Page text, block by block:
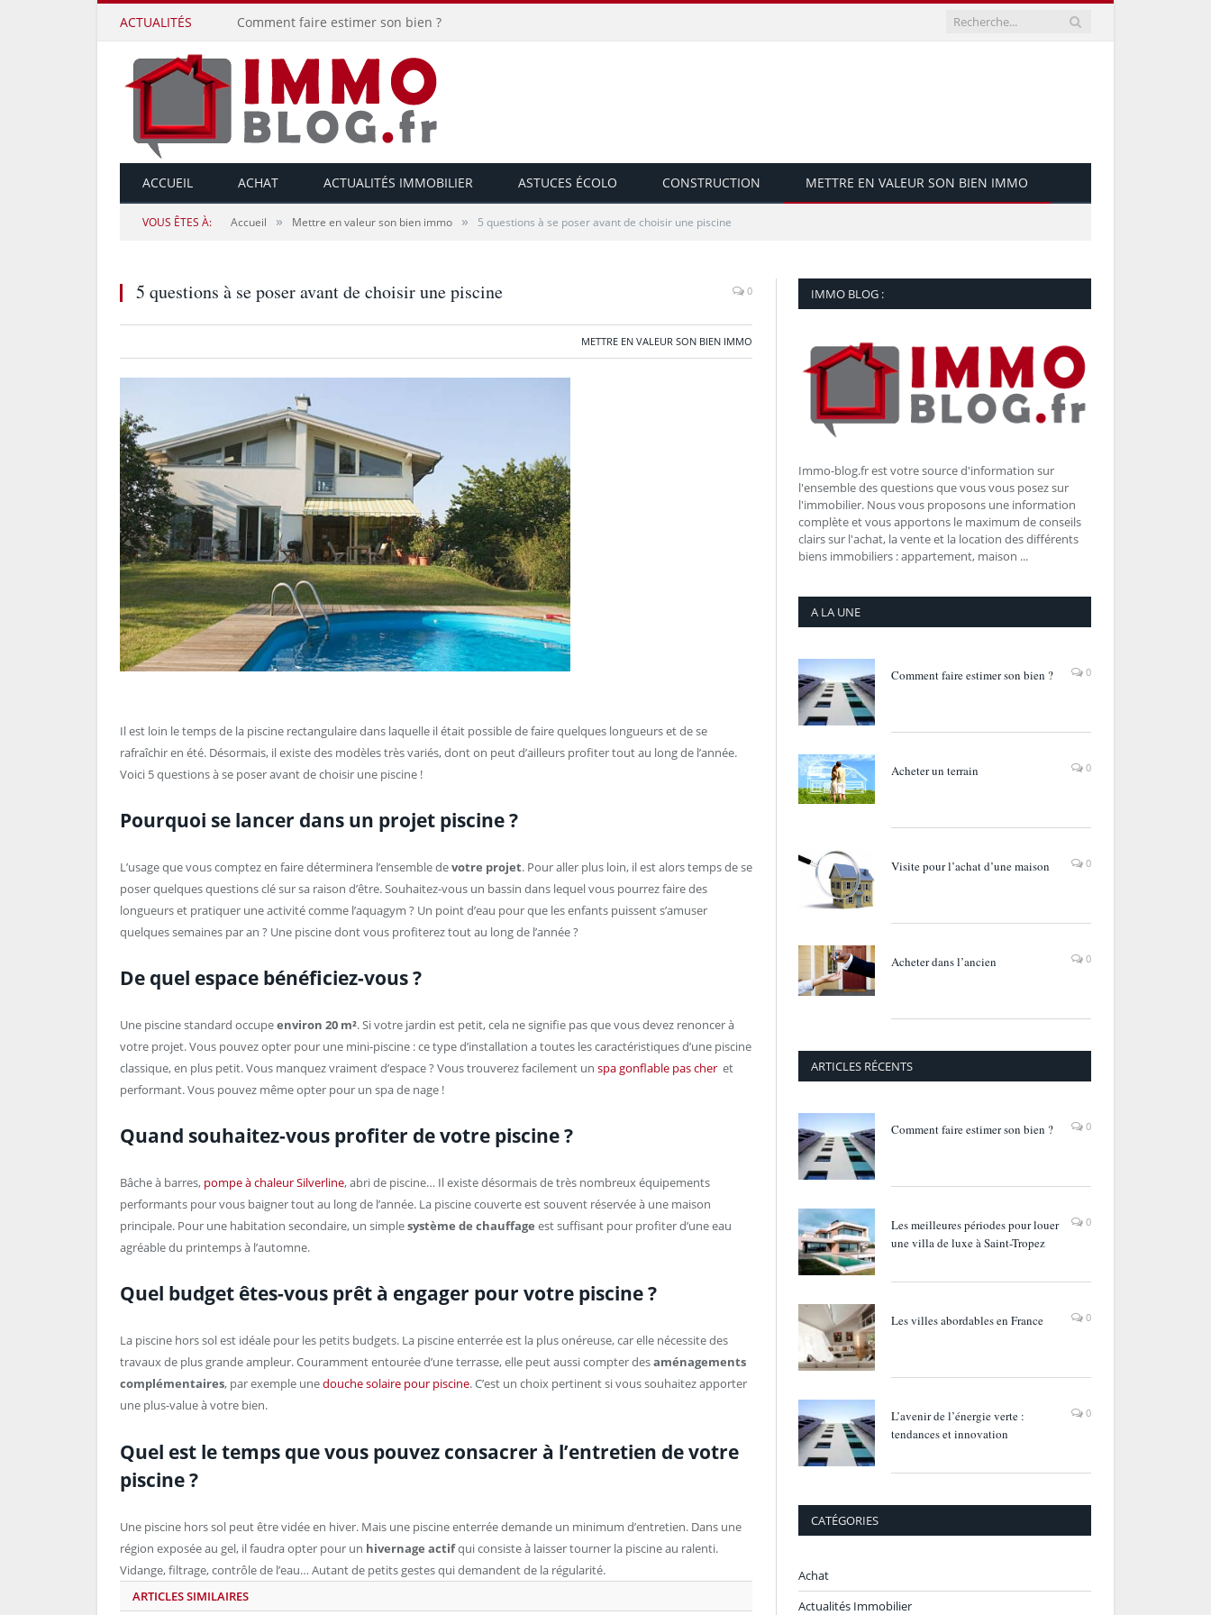
ACTUALITÉS Comment faire estimer son bien ?
ACCUEIL ACHAT ACTUALITÉS IMMOBILIER ASTUCES ÉCOLO CONSTRUCTION METTRE EN VALEUR SON BIEN IMMO
VOUS ÊTES À: Accueil » Mettre en valeur son bien immo » 5 questions à se poser avant de choisir une piscine
5 questions à se poser avant de choisir une piscine 0
METTRE EN VALEUR SON BIEN IMMO
Il est loin le temps de la piscine rectangulaire dans laquelle il était possible de faire quelques longueurs et de se
rafraîchir en été. Désormais, il existe des modèles très variés, dont on peut d’ailleurs profiter tout au long de l’année.
Voici 5 questions à se poser avant de choisir une piscine !
Pourquoi se lancer dans un projet piscine ?
L’usage que vous comptez en faire déterminera l’ensemble devotre projet. Pour aller plus loin, il est alors temps de se
poser quelques questions clé sur sa raison d’être. Souhaitez-vous un bassin dans lequel vous pourrez faire des
longueurs et pratiquer une activité comme l’aquagym ? Un point d’eau pour que les enfants puissent s’amuser
quelques semaines par an ? Une piscine dont vous profiterez tout au long de l’année ?
De quel espace bénéficiez-vous ?
Une piscine standard occupeenviron 20 m². Si votre jardin est petit, cela ne signifie pas que vous devez renoncer à
votre projet. Vous pouvez opter pour une mini-piscine : ce type d’installation a toutes les caractéristiques d’une piscine
classique, en plus petit. Vous manquez vraiment d’espace ? Vous trouverez facilement un spa gonflable pas cher et
performant. Vous pouvez même opter pour un spa de nage !
Quand souhaitez-vous profiter de votre piscine ?
Bâche à barres, pompe à chaleur Silverline, abri de piscine… Il existe désormais de très nombreux équipements
performants pour vous baigner tout au long de l’année. La piscine couverte est souvent réservée à une maison
principale. Pour une habitation secondaire, un simplesystème de chauffage est suffisant pour profiter d’une eau
agréable du printemps à l’automne.
Quel budget êtes-vous prêt à engager pour votre piscine ?
La piscine hors sol est idéale pour les petits budgets. La piscine enterrée est la plus onéreuse, car elle nécessite des
travaux de plus grande ampleur. Couramment entourée d’une terrasse, elle peut aussi compter desaménagements
complémentaires, par exemple unedouche solaire pour piscine. C’est un choix pertinent si vous souhaitez apporter
une plus-value à votre bien.
Quel est le temps que vous pouvez consacrer à l’entretien de votre
piscine ?
Une piscine hors sol peut être vidée en hiver. Mais une piscine enterrée demande un minimum d’entretien. Dans une
région exposée au gel, il faudra opter pour un hivernage actifqui consiste à laisser tourner la piscine au ralenti.
Vidange, filtrage, contrôle de l’eau… Autant de petits gestes qui demandent de la régularité.
ARTICLES SIMILAIRES
IMMO BLOG :
Immo-blog.fr est votre source d'information sur
l'ensemble des questions que vous vous posez sur
l'immobilier. Nous vous proposons une information
complète et vous apportons le maximum de conseils
clairs sur l'achat, la vente et la location des différents
biens immobiliers : appartement, maison ...
A LA UNE
0
Comment faire estimer son bien ?
0
Acheter un terrain
0
Visite pour l’achat d’une maison
0
Acheter dans l’ancien
ARTICLES RÉCENTS
0
Comment faire estimer son bien ?
0
Les meilleures périodes pour louer
une villa de luxe à Saint-Tropez
0
Les villes abordables en France
0
L’avenir de l’énergie verte :
tendances et innovation
CATÉGORIES
Achat
Actualités Immobilier